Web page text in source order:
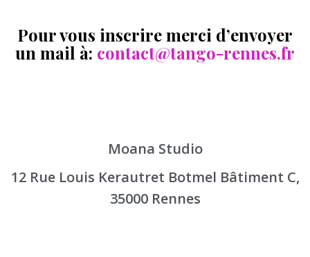
Pour vous inscrire merci d’envoyer
un mail à: contact@tango-rennes.fr
Moana Studio
12 Rue Louis Kerautret Botmel Bâtiment C,
35000 Rennes